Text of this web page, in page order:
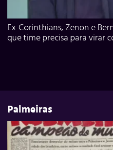
Ex-Corinthians, Zenon e
que time precisa para virar
Palmeiras